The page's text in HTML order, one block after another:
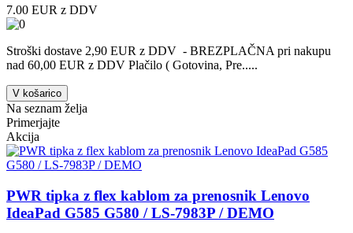
7.00 EUR z DDV
Stroški dostave 2,90 EUR z DDV - BREZPLAČNA pri nakupu
nad 60,00 EUR z DDV Plačilo ( Gotovina, Pre.....
V košarico
Na seznam želja
Primerjajte
Akcija
PWR tipka z flex kablom za prenosnik Lenovo
IdeaPad G585 G580 / LS-7983P / DEMO